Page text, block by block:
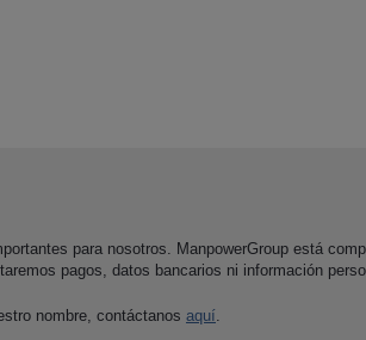
para nosotros. ManpowerGroup está
pagos, datos bancarios ni información
nombre, contáctanos aquí.